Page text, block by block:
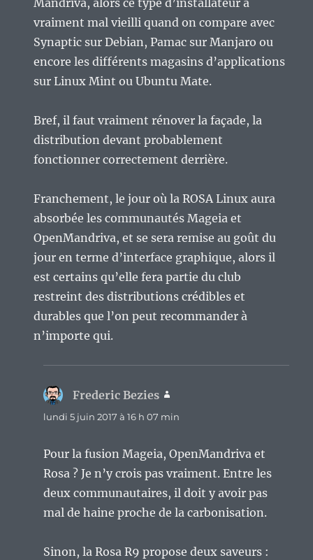
Mandriva, alors ce type d’installateur a
vraiment mal vieilli quand on compare avec
Synaptic sur Debian, Pamac sur Manjaro ou
encore les différents magasins d’applications
sur Linux Mint ou Ubuntu Mate.
Bref, il faut vraiment rénover la façade, la
distribution devant probablement
fonctionner correctement derrière.
Franchement, le jour où la ROSA Linux aura
absorbée les communautés Mageia et
OpenMandriva, et se sera remise au goût du
jour en terme d’interface graphique, alors il
est certains qu’elle fera partie du club
restreint des distributions crédibles et
durables que l’on peut recommander à
n’importe qui.
Frederic Bezies
lundi 5 juin 2017 à 16 h 07 min
Pour la fusion Mageia, OpenMandriva et
Rosa ? Je n’y crois pas vraiment. Entre les
deux communautaires, il doit y avoir pas
mal de haine proche de la carbonisation.
Sinon, la Rosa R9 propose deux saveurs :